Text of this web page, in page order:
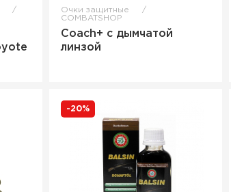
Очки защитные
COMBATSHOP
Coach+ с дымчатой
линзой
-20%